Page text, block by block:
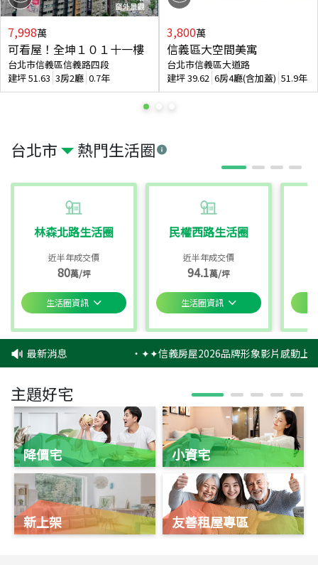
台北市 熱門生活圈
林森北路生活圈
近半年成交價
80萬/坪
生活圈資訊
民權西路生活圈
近半年成交價
94.1萬/坪
生活圈資訊
7,998萬
可看屋！全坤１０１十一樓
台北市信義區信義路四段
建坪51.63 3房2廳 0.7年
3,800萬
信義區大空間美寓
台北市信義區大道路
建坪39.62 6房4廳(含加蓋) 51.9年
最新消息 ‧✦✦信義房屋2026品牌形象影片感動上
主題好宅
降價宅
新上架
小資宅
友善租屋專區